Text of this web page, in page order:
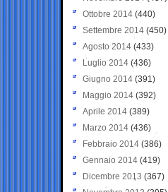
Ottobre 2014 (440)
Settembre 2014 (450)
Agosto 2014 (433)
Luglio 2014 (436)
Giugno 2014 (391)
Maggio 2014 (392)
Aprile 2014 (389)
Marzo 2014 (436)
Febbraio 2014 (386)
Gennaio 2014 (419)
Dicembre 2013 (367)